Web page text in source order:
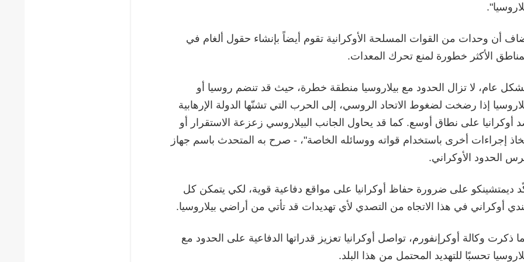
أن وحدات من القوات المسلحة الأوكرانية تقوم أيضاً بإنشاء حقول ألغام في
الأكثر خطورة لمنع تحرك المعدات.
عام، لا تزال الحدود مع بيلاروسيا منطقة خطرة، حيث قد تنضم روسيا أو
إذا رضخت لضغوط الاتحاد الروسي، إلى الحرب التي تشنّها الدولة الإرهابية
أوكرانيا على نطاق أوسع. كما قد يحاول الجانب البيلاروسي زعزعة الاستقرار أو
إجراءات أخرى باستخدام قواته ووسائله الخاصة"، - صرح به المتحدث باسم جهاز
الحدود الأوكراني.
ديمتشينكو على ضرورة حفاظ أوكرانيا على مواقع دفاعية قوية، لكي يتمكن كل
أوكراني في هذا الاتجاه من التصدي لأي تهديدات قد تأتي من أراضي بيلاروسيا.
ذكرت وكالة أوكرإنفورم، تواصل أوكرانيا تعزيز قدراتها الدفاعية على الحدود مع
تحسبًا للتهديد المحتمل من هذا البلد.